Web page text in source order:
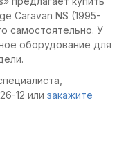
Caravan NS (1995-
самостоятельно. У
оборудование для
12 или закажите